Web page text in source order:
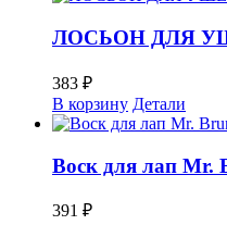
ЛОСЬОН ДЛЯ
383 ₽
В корзину Детали
Воск для лап Mr.
391 ₽